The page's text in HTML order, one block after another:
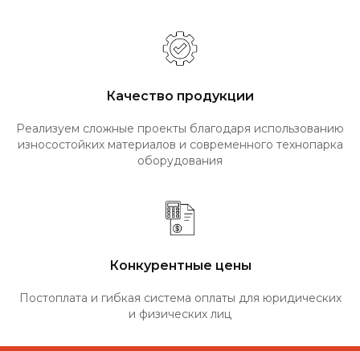
Качество продукции
Реализуем сложные проекты благодаря использованию
износостойких материалов и современного технопарка
оборудования
Конкурентные цены
Постоплата и гибкая система оплаты для юридических
и физических лиц